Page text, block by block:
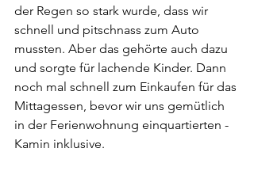
der Regen so stark wurde, dass wir
schnell und pitschnass zum Auto
mussten. Aber das gehörte auch dazu
und sorgte für lachende Kinder. Dann
noch mal schnell zum Einkaufen für das
Mittagessen, bevor wir uns gemütlich
in der Ferienwohnung einquartierten -
Kamin inklusive.